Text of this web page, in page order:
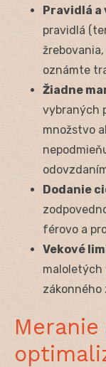
Pravidlá
pravidlá
oznámte
Žiadne
vybraných
množstvo
Dodanie
férovo a
Vekové
maloletých
zákonného